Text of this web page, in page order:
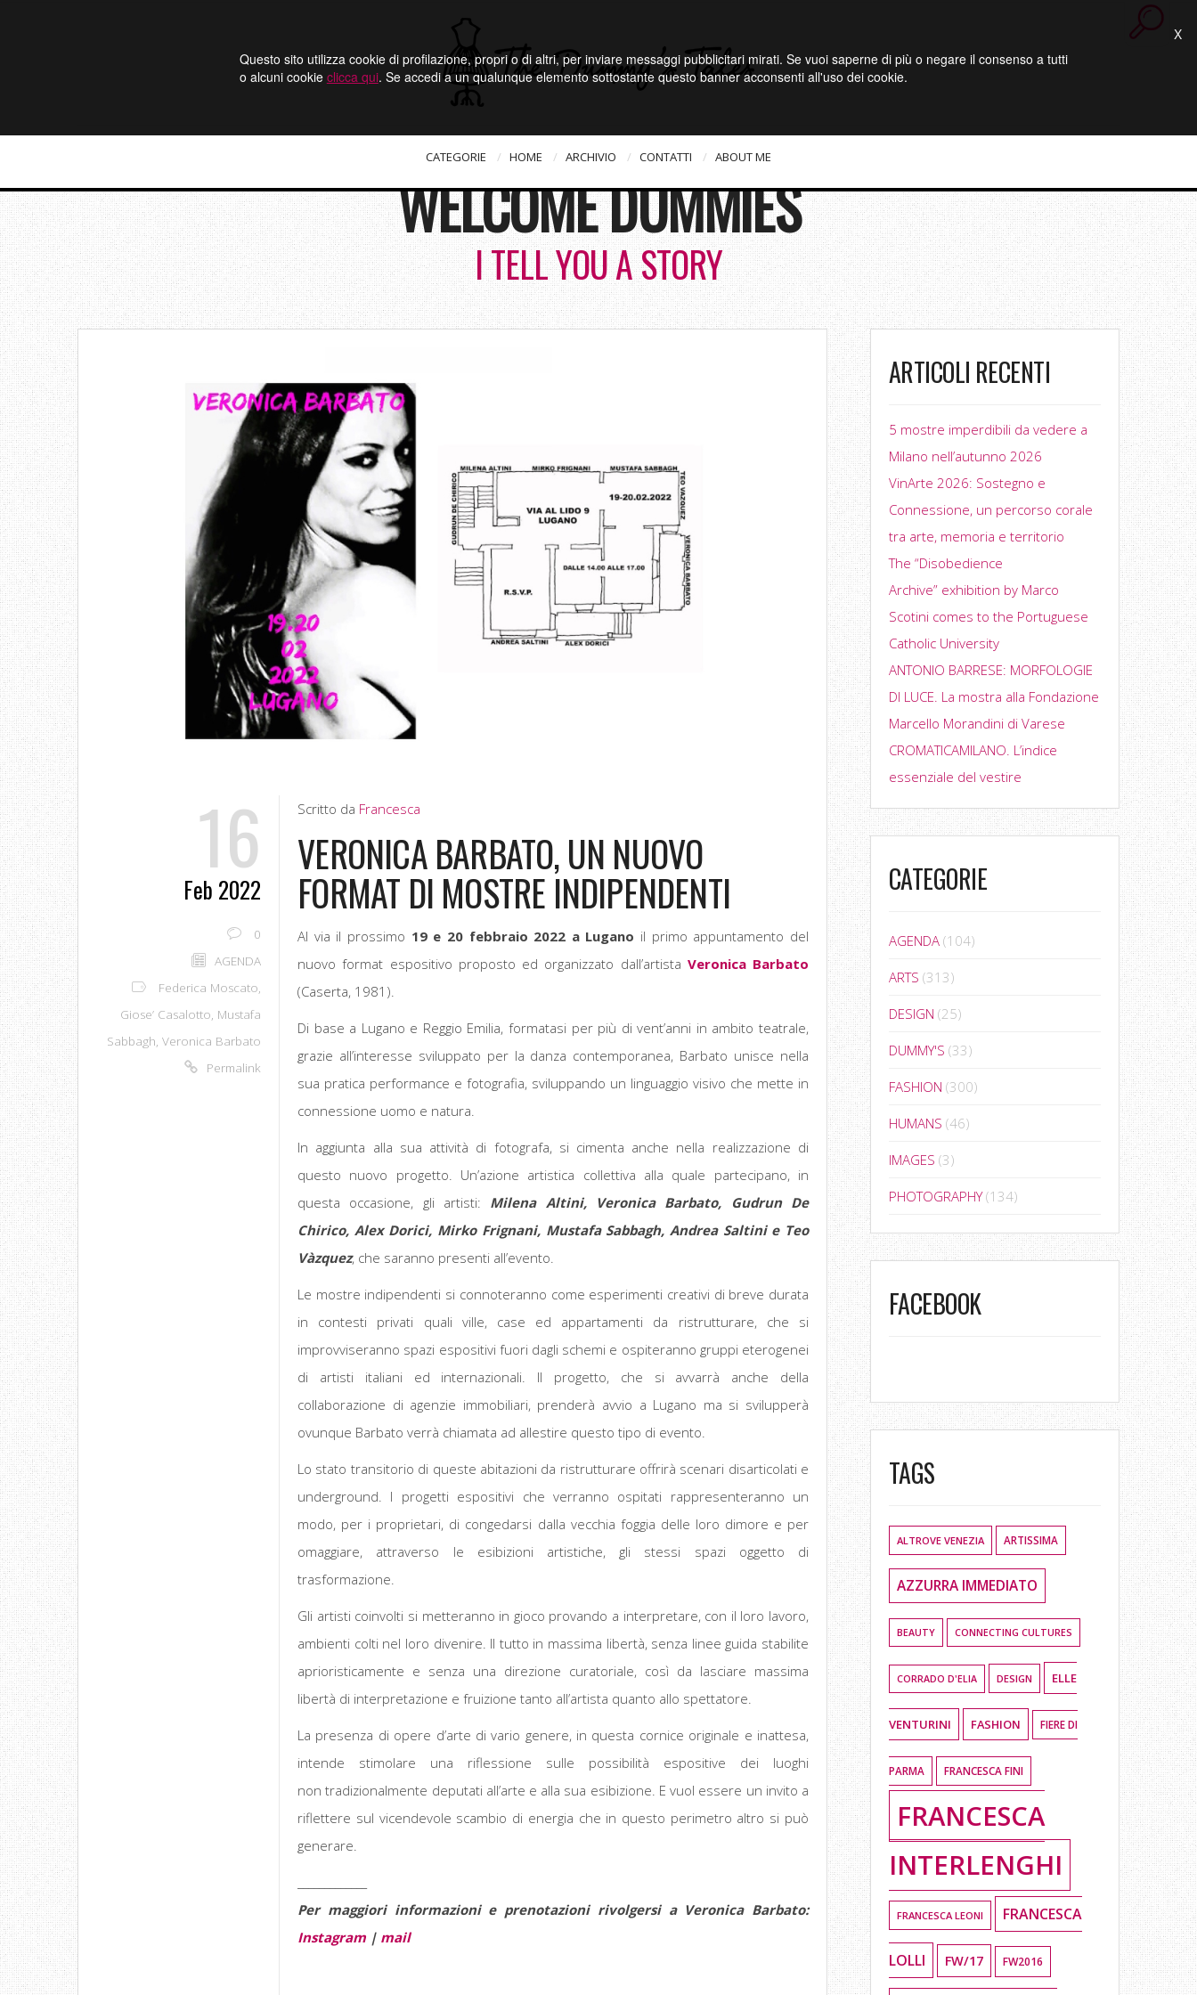
Questo sito utilizza cookie di profilazione, propri o di altri, per inviare messaggi pubblicitari mirati. Se vuoi saperne di più o negare il consenso a tutti
o alcuni cookie clicca qui. Se accedi a un qualunque elemento sottostante questo banner acconsenti all'uso dei cookie.
X
CATEGORIE HOME ARCHIVIO CONTATTI ABOUT ME
WELCOME DUMMIES
I TELL YOU A STORY
16
Feb 2022
0
AGENDA
Federica Moscato
Giose’ Casalotto Mustafa
Sabbagh Veronica Barbato
Permalink
Scritto da Francesca
VERONICA BARBATO, UN NUOVO
FORMAT DI MOSTRE INDIPENDENTI
Al via il prossimo 19 e 20 febbraio 2022 a Lugano il primo appuntamento del
nuovo format espositivo proposto ed organizzato dall’artista Veronica Barbato
(Caserta, 1981).
Di base a Lugano e Reggio Emilia, formatasi per più di vent’anni in ambito teatrale,
grazie all’interesse sviluppato per la danza contemporanea, Barbato unisce nella
sua pratica performance e fotografia, sviluppando un linguaggio visivo che mette in
connessione uomo e natura.
In aggiunta alla sua attività di fotografa, si cimenta anche nella realizzazione di
questo nuovo progetto. Un’azione artistica collettiva alla quale partecipano, in
questa occasione, gli artisti: Milena Altini, Veronica Barbato, Gudrun De
Chirico, Alex Dorici, Mirko Frignani, Mustafa Sabbagh, Andrea Saltini e Teo
Vàzquez, che saranno presenti all’evento.
Le mostre indipendenti si connoteranno come esperimenti creativi di breve durata
in contesti privati quali ville, case ed appartamenti da ristrutturare, che si
improvviseranno spazi espositivi fuori dagli schemi e ospiteranno gruppi eterogenei
di artisti italiani ed internazionali. Il progetto, che si avvarrà anche della
collaborazione di agenzie immobiliari, prenderà avvio a Lugano ma si svilupperà
ovunque Barbato verrà chiamata ad allestire questo tipo di evento.
Lo stato transitorio di queste abitazioni da ristrutturare offrirà scenari disarticolati e
underground. I progetti espositivi che verranno ospitati rappresenteranno un
modo, per i proprietari, di congedarsi dalla vecchia foggia delle loro dimore e per
omaggiare, attraverso le esibizioni artistiche, gli stessi spazi oggetto di
trasformazione.
Gli artisti coinvolti si metteranno in gioco provando a interpretare, con il loro lavoro,
ambienti colti nel loro divenire. Il tutto in massima libertà, senza linee guida stabilite
aprioristicamente e senza una direzione curatoriale, così da lasciare massima
libertà di interpretazione e fruizione tanto all’artista quanto allo spettatore.
La presenza di opere d’arte di vario genere, in questa cornice originale e inattesa,
intende stimolare una riflessione sulle possibilità espositive dei luoghi
non tradizionalmente deputati all’arte e alla sua esibizione. E vuol essere un invito a
riflettere sul vicendevole scambio di energia che in questo perimetro altro si può
generare.
Per maggiori informazioni e prenotazioni rivolgersi a Veronica Barbato:
Instagram | mail
ARTICOLI RECENTI
5 mostre imperdibili da vedere a
Milano nell’autunno 2026
VinArte 2026: Sostegno e
Connessione, un percorso corale
tra arte, memoria e territorio
The “Disobedience
Archive” exhibition by Marco
Scotini comes to the Portuguese
Catholic University
ANTONIO BARRESE: MORFOLOGIE
DI LUCE. La mostra alla Fondazione
Marcello Morandini di Varese
CROMATICAMILANO. L’indice
essenziale del vestire
CATEGORIE
AGENDA (104)
ARTS (313)
DESIGN (25)
DUMMY'S (33)
FASHION (300)
HUMANS (46)
IMAGES (3)
PHOTOGRAPHY(134)
FACEBOOK
TAGS
ALTROVE VENEZIA ARTISSIMA
AZZURRA IMMEDIATO
BEAUTY CONNECTING CULTURES
CORRADO D'ELIA DESIGN ELLE
VENTURINI FASHION FIERE DI
PARMA FRANCESCA FINI
FRANCESCA
INTERLENGHI
FRANCESCA LEONI FRANCESCA
LOLLI FW/17 FW2016